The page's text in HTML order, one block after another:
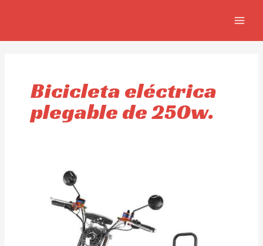
Bicicleta eléctrica
plegable de 250w.